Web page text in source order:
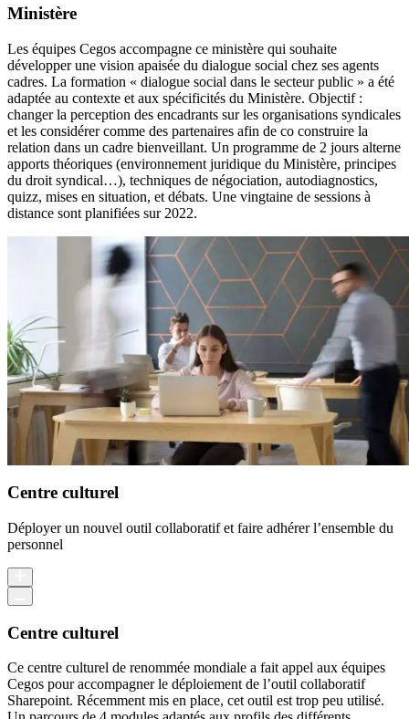
Ministère
Les équipes Cegos accompagne ce ministère qui souhaite
développer une vision apaisée du dialogue social chez ses agents
cadres. La formation « dialogue social dans le secteur public » a été
adaptée au contexte et aux spécificités du Ministère. Objectif :
changer la perception des encadrants sur les organisations syndicales
et les considérer comme des partenaires afin de co construire la
relation dans un cadre bienveillant. Un programme de 2 jours alterne
apports théoriques (environnement juridique du Ministère, principes
du droit syndical…), techniques de négociation, autodiagnostics,
quizz, mises en situation, et débats. Une vingtaine de sessions à
distance sont planifiées sur 2022.
Centre culturel
Déployer un nouvel outil collaboratif et faire adhérer l’ensemble du
personnel
Centre culturel
Ce centre culturel de renommée mondiale a fait appel aux équipes
Cegos pour accompagner le déploiement de l’outil collaboratif
Sharepoint. Récemment mis en place, cet outil est trop peu utilisé.